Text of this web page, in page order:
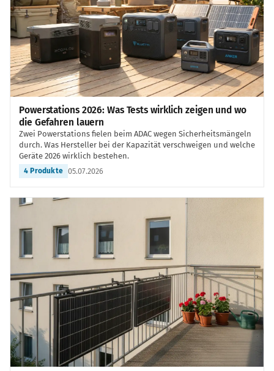
Powerstations 2026: Was Tests wirklich zeigen und wo
die Gefahren lauern
Zwei Powerstations fielen beim ADAC wegen Sicherheitsmängeln
durch. Was Hersteller bei der Kapazität verschweigen und welche
Geräte 2026 wirklich bestehen.
4 Produkte 05.07.2026